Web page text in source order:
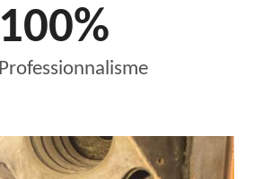
100%
Professionnalisme